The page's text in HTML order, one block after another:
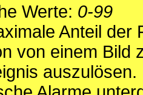
Werte: 0-99
Anteil der
von einem Bild